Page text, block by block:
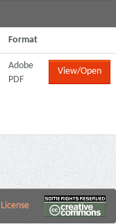
Format
Adobe
PDF
View/Open